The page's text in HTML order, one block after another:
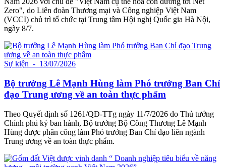
Zero", do Liên đoàn Thương mại và Công nghiệp Việt Nam
(VCCI) chủ trì tổ chức tại Trung tâm Hội nghị Quốc gia Hà Nội,
ngày 8/7.
Sự kiện - 13/07/2026
Bộ trưởng Lê Mạnh Hùng làm Phó trưởng Ban Chỉ
đạo Trung ương về an toàn thực phẩm
Theo Quyết định số 1261/QĐ-TTg ngày 11/7/2026 do Thủ tướng
Chính phủ ký ban hành, Bộ trưởng Bộ Công Thương Lê Mạnh
Hùng được phân công làm Phó trưởng Ban Chỉ đạo liên ngành
Trung ương về an toàn thực phẩm.